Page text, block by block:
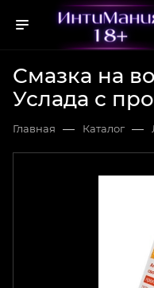
Смазка на
Услада с
Главная — Каталог —